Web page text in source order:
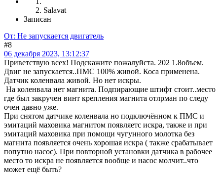
Salavat
Записан
От: Не запускается двигатель
#8
06 декабря 2023, 13:12:37
Приветствую всех! Подскажите пожалуйста. 202 1.8объем.
Двиг не запускается..ПМС 100% живой. Коса применена.
Датчик коленвала живой. Но нет искры.
На коленвала нет магнита. Подпирающие штифт стоит..место
где был закручен винт крепления магнита отлрман по следу
очен давно уже.
При снятом датчике коленвала но подключённом к ПМС и
эмитаций маховика магнитом появляетс искра, также и при
эмитаций маховика при помощи чугунного молотка без
магнита появляется очень хорошая искра ( также срабатывает
попутно насос). При повторной установки датчика в рабочее
место то искра не появляется вообще и насос молчит..что
может ещё быть?